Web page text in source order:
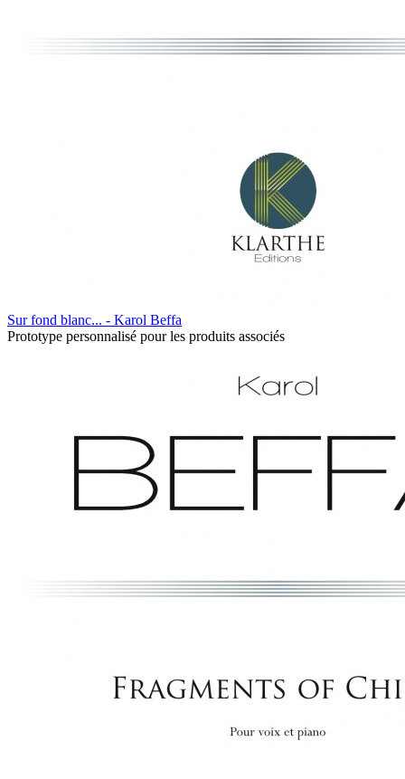
Sur fond blanc... - Karol Beffa
Prototype personnalisé pour les produits associés